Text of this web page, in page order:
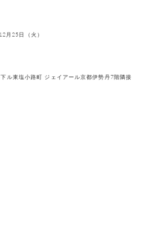
月25日（火）
ル東塩小路町 ジェイアール京都伊勢丹7階隣接